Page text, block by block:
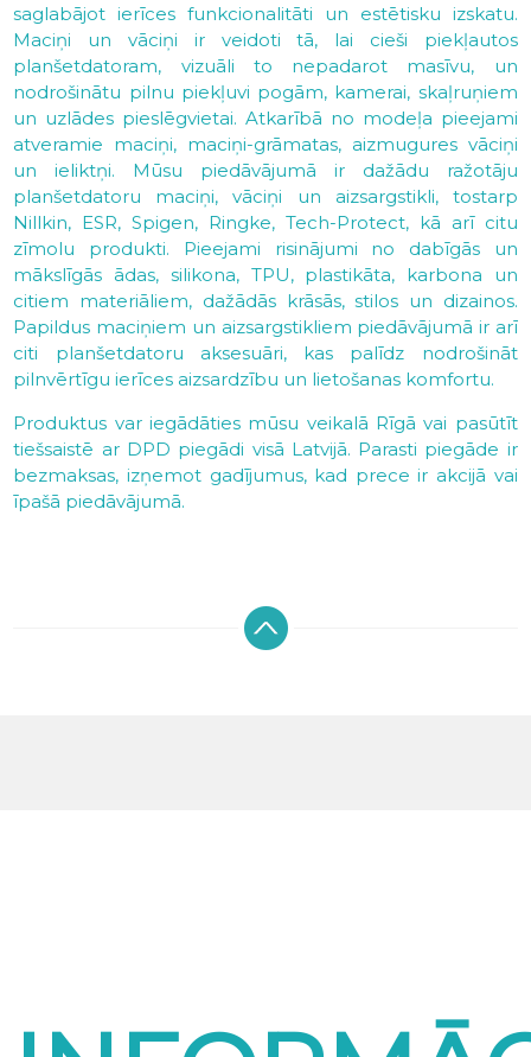
saglabājot ierīces funkcionalitāti un estētisku izskatu.
Maciņi un vāciņi ir veidoti tā, lai cieši piekļautos
planšetdatoram, vizuāli to nepadarot masīvu, un
nodrošinātu pilnu piekļuvi pogām, kamerai, skaļruņiem
un uzlādes pieslēgvietai. Atkarībā no modeļa pieejami
atveramie maciņi, maciņi-grāmatas, aizmugures vāciņi
un ieliktņi. Mūsu piedāvājumā ir dažādu ražotāju
planšetdatoru maciņi, vāciņi un aizsargstikli, tostarp
Nillkin, ESR, Spigen, Ringke, Tech-Protect, kā arī citu
zīmolu produkti. Pieejami risinājumi no dabīgās un
mākslīgās ādas, silikona, TPU, plastikāta, karbona un
citiem materiāliem, dažādās krāsās, stilos un dizainos.
Papildus maciņiem un aizsargstikliem piedāvājumā ir arī
citi planšetdatoru aksesuāri, kas palīdz nodrošināt
pilnvērtīgu ierīces aizsardzību un lietošanas komfortu.
Produktus var iegādāties mūsu veikalā Rīgā vai pasūtīt
tiešsaistē ar DPD piegādi visā Latvijā. Parasti piegāde ir
bezmaksas, izņemot gadījumus, kad prece ir akcijā vai
īpašā piedāvājumā.